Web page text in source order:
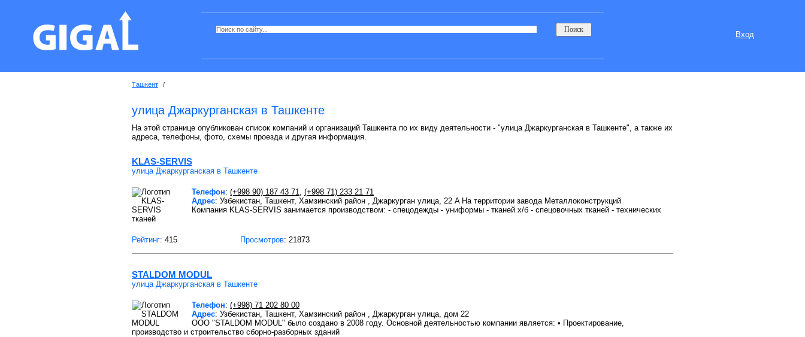
Вход
Ташкент /
улица Джаркурганская в Ташкенте
На этой странице опубликован список компаний и организаций Ташкента по их виду деятельности - "улица Джаркурганская в Ташкенте", а также их
адреса, телефоны, фото, схемы проезда и другая информация.
KLAS-SERVIS
улица Джаркурганская в Ташкенте
Телефон: (+998 90) 187 43 71, (+998 71) 233 21 71
Адрес: Узбекистан, Ташкент, Хамзинский район , Джаркурган улица, 22 A На территории завода Металлоконструкций
Компания KLAS-SERVIS занимается производством: - спецодежды - униформы - тканей х/б - спецовочных тканей - технических
тканей
Рейтинг: 415 Просмотров: 21873
STALDOM MODUL
улица Джаркурганская в Ташкенте
Телефон: (+998) 71 202 80 00
Адрес: Узбекистан, Ташкент, Хамзинский район , Джаркурган улица, дом 22
ООО "STALDOM MODUL" было создано в 2008 году. Основной деятельностью компании является: • Проектирование,
производство и строительство сборно-разборных зданий